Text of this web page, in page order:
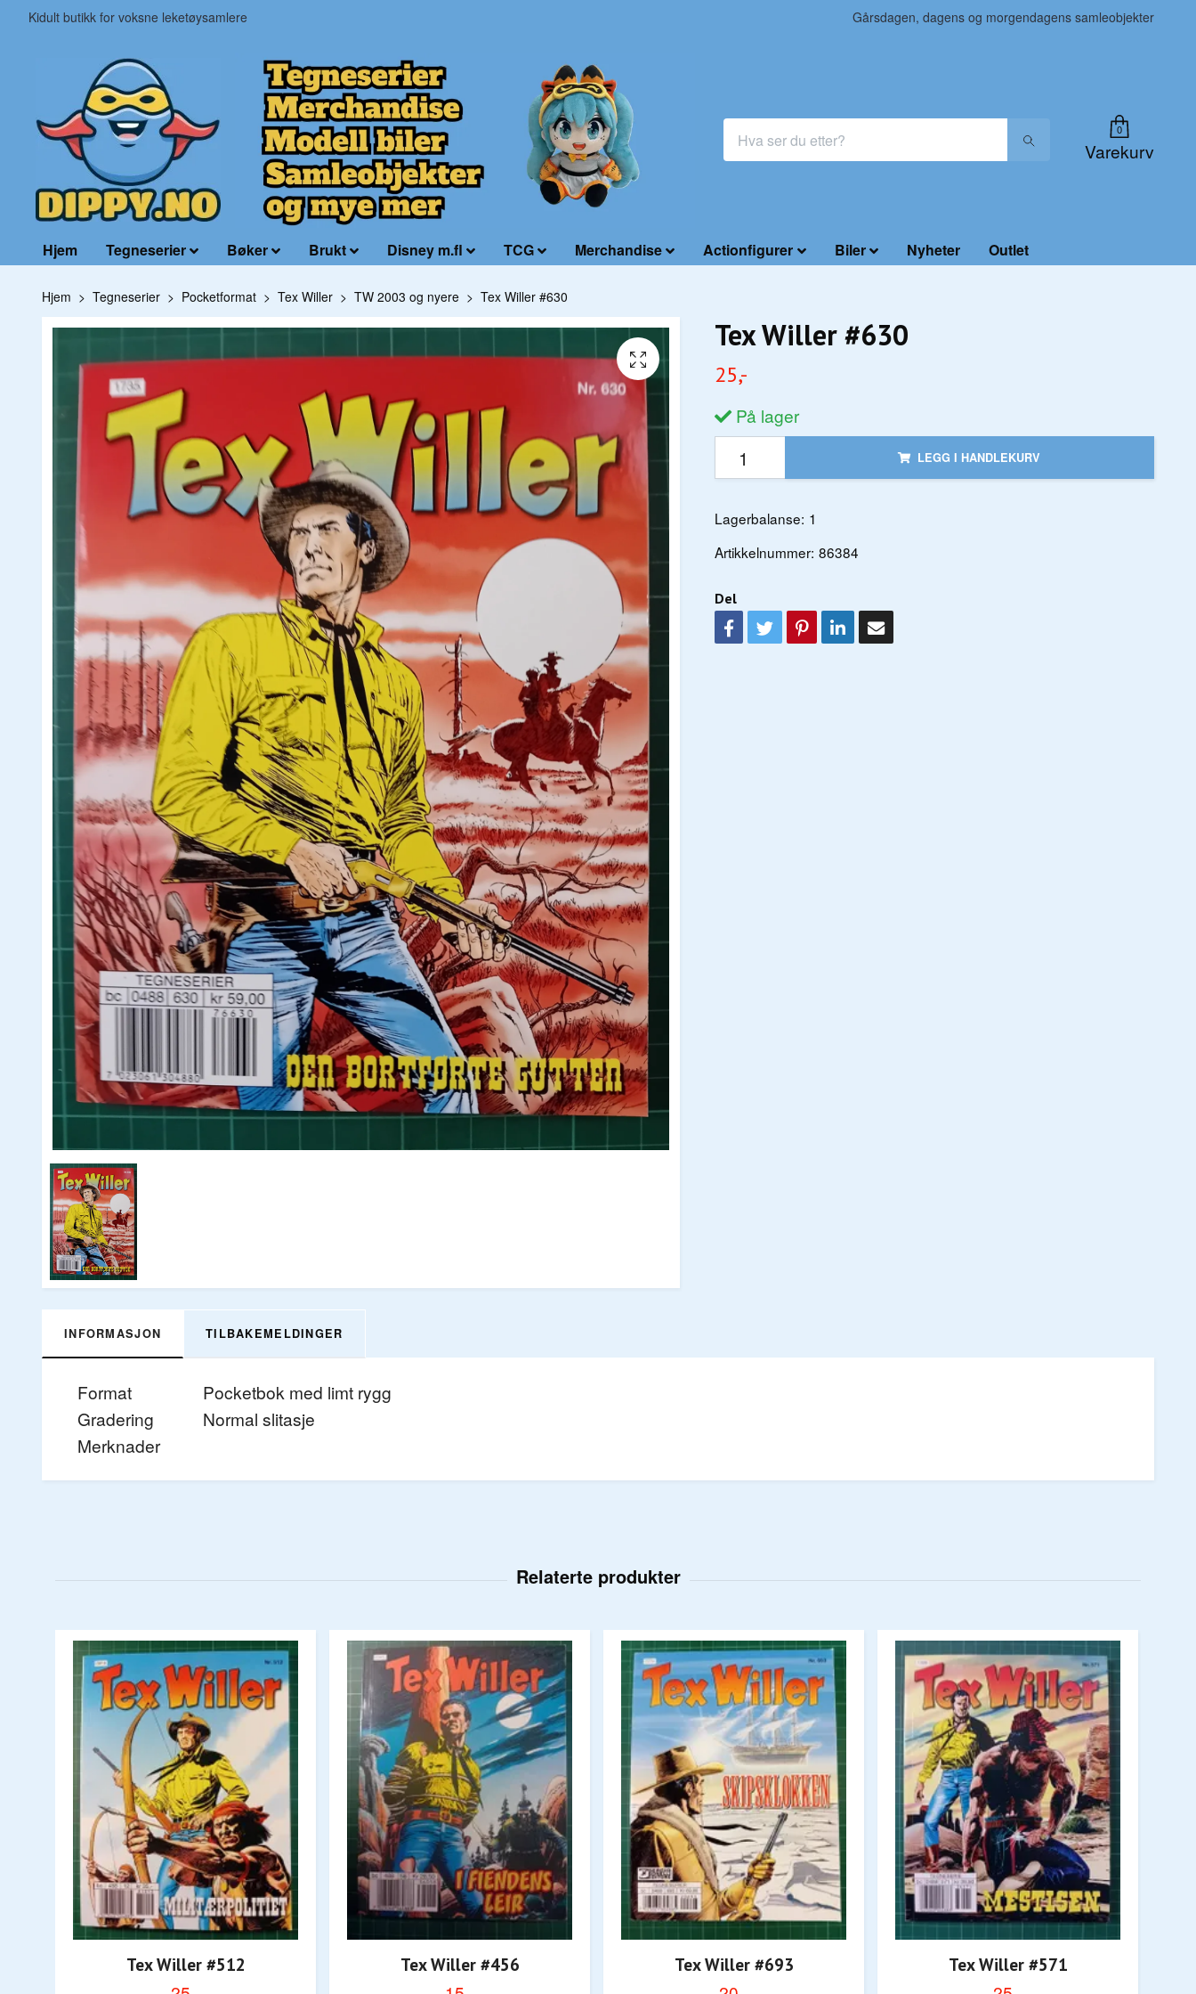
Kidult butikk for voksne leketøysamlere Gårsdagen, dagens og morgendagens samleobjekter
0
Varekurv
Hjem Tegneserier Bøker Brukt Disney m.fl TCG Merchandise Actionfigurer Biler Nyheter Outlet
Hjem Tegneserier Pocketformat Tex Willer TW 2003 og nyere Tex Willer #630
Tex Willer #630
25,-
På lager
LEGG I HANDLEKURV
Lagerbalanse: 1
Artikkelnummer: 86384
Del
INFORMASJON TILBAKEMELDINGER
Format
Pocketbok med limt rygg
Gradering
Normal slitasje
Merknader
Tex Willer #512 Tex Willer #456 Tex Willer #693 Tex Willer #571